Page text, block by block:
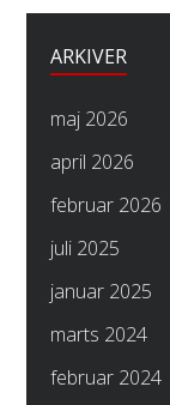
ARKIVER
maj 2026
april 2026
februar 2026
juli 2025
januar 2025
marts 2024
februar 2024